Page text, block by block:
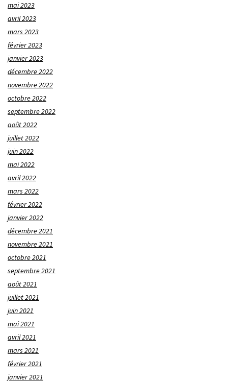
mai 2023
avril 2023
mars 2023
février 2023
janvier 2023
décembre 2022
novembre 2022
octobre 2022
septembre 2022
août 2022
juillet 2022
juin 2022
mai 2022
avril 2022
mars 2022
février 2022
janvier 2022
décembre 2021
novembre 2021
octobre 2021
septembre 2021
août 2021
juillet 2021
juin 2021
mai 2021
avril 2021
mars 2021
février 2021
janvier 2021